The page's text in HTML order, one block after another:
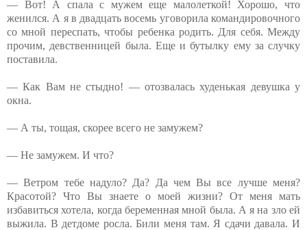
— Вот! А спала с мужем еще малолеткой! Хорошо, что
женился. А я в двадцать восемь уговорила командировочного
со мной переспать, чтобы ребенка родить. Для себя. Между
прочим, девственницей была. Еще и бутылку ему за случку
поставила.
— Как Вам не стыдно! — отозвалась худенькая девушка у
окна.
— А ты, тощая, скорее всего не замужем?
— Не замужем. И что?
— Ветром тебе надуло? Да? Да чем Вы все лучше меня?
Красотой? Что Вы знаете о моей жизни? От меня мать
избавиться хотела, когда беременная мной была. А я на зло ей
выжила. В детдоме росла. Били меня там. Я сдачи давала. И